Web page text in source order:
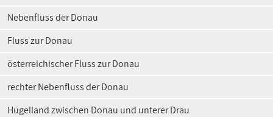
Nebenfluss der Donau
Fluss zur Donau
österreichischer Fluss zur Donau
rechter Nebenfluss der Donau
Hügelland zwischen Donau und unterer Drau